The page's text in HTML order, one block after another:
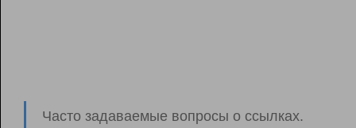
Часто задаваемые вопросы о ссылках.